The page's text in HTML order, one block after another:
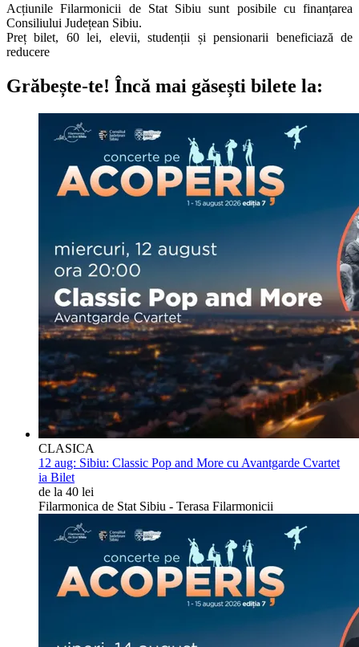
Acțiunile Filarmonicii de Stat Sibiu sunt posibile cu finanțarea
Consiliului Județean Sibiu.
Preț bilet, 60 lei, elevii, studenții și pensionarii beneficiază de
reducere
Grăbește-te! Încă mai găsești bilete la:
CLASICA
12 aug: Sibiu: Classic Pop and More cu Avantgarde Cvartet
ia Bilet
de la 40 lei
Filarmonica de Stat Sibiu - Terasa Filarmonicii